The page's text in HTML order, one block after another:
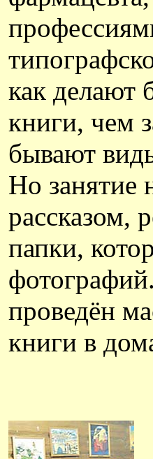
как делают
книги, чем
бывают
Но занятие
рассказом,
папки,
проведён
книги в